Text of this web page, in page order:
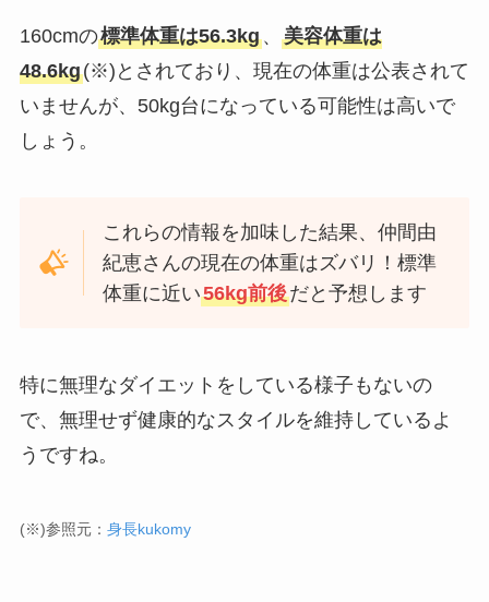
160cmの標準体重は56.3kg、 美容体重は
48.6kg(※)とされており、現在の体重は公表されて
いませんが、50kg台になっている可能性は高いで
しょう。
これらの情報を加味した結果、仲間由
紀恵さんの現在の体重はズバリ！標準
体重に近い56kg前後だと予想します
特に無理なダイエットをしている様子もないの
で、無理せず健康的なスタイルを維持しているよ
うですね。
(※)参照元： 身長kukomy